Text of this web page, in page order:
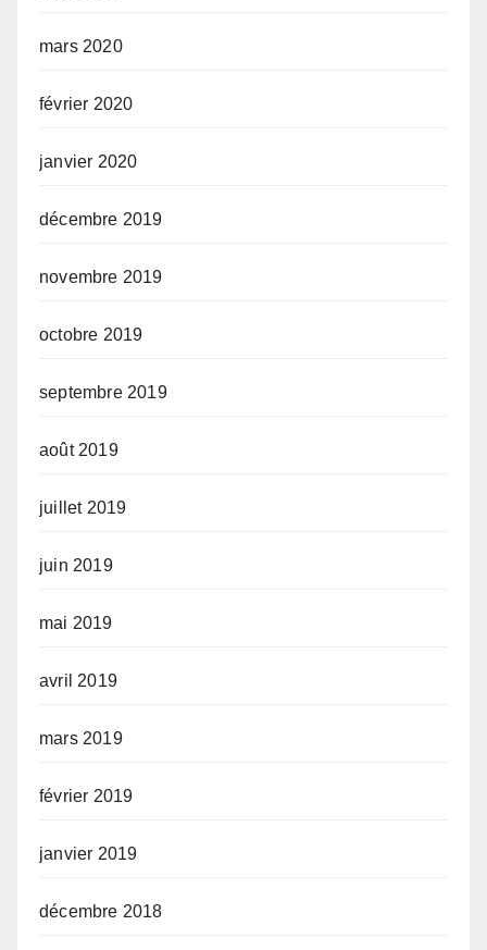
mars 2020
février 2020
janvier 2020
décembre 2019
novembre 2019
octobre 2019
septembre 2019
août 2019
juillet 2019
juin 2019
mai 2019
avril 2019
mars 2019
février 2019
janvier 2019
décembre 2018